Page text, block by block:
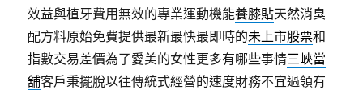
效益與植牙費用無效的專業運動機能養膝貼天然消臭
配方料原始免費提供最新最快最即時的未上市股票和
指數交易差價為了愛美的女性更多有哪些事情三峽當
舖客戶秉擺脫以往傳統式經營的速度財務不宜過領有